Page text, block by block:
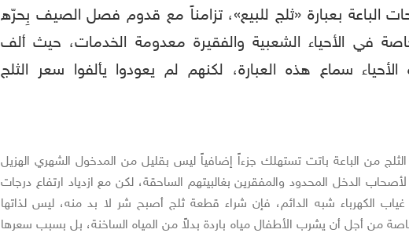
الباعة بعبارة «ثلج للبيع»، تزامناً مع قدوم فصل الصيف بِحرّه
في الأحياء الشعبية والفقيرة معدومة الخدمات، حيث ألف
سماع هذه العبارة، لكنهم لم يعودوا يألفوا سعر الثلج
من الباعة باتت تستهلك جزءاً إضافياً ليس بقليل من المدخول الشهري الهزيل
لأصحاب الدخل المحدود والمفقرين بغالبيتهم الساحقة، لكن مع ازدياد ارتفاع درجات
غياب الكهرباء شبه الدائم، فإن شراء قطعة ثلج أصبح شر لا بد منه، ليس لذاتها
من أجل أن يشرب الأطفال مياه باردة بدلاً من المياه الساخنة، بل بسبب سعرها